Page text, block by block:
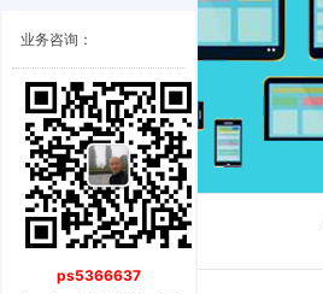
业务咨询：
ps5366637